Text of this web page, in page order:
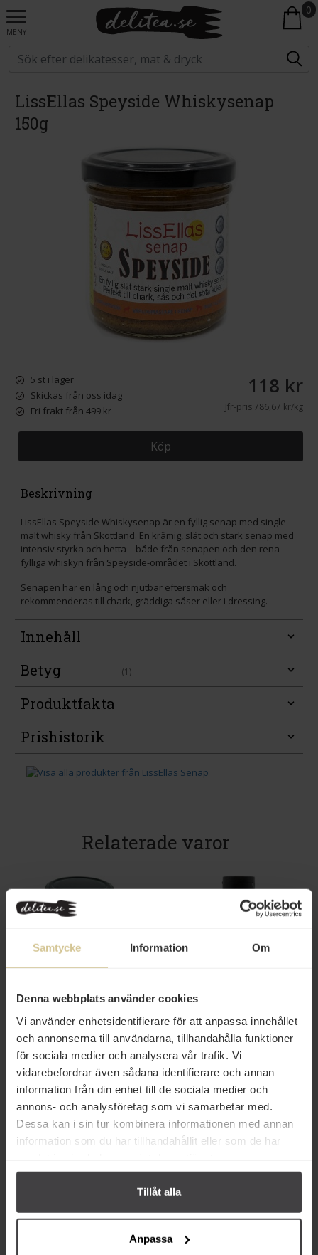
Samtycke Information Om
Denna webbplats använder cookies
Vi använder enhetsidentifierare för att anpassa innehållet
och annonserna till användarna, tillhandahålla funktioner
för sociala medier och analysera vår trafik. Vi
vidarebefordrar även sådana identifierare och annan
information från din enhet till de sociala medier och
annons- och analysföretag som vi samarbetar med.
Dessa kan i sin tur kombinera informationen med annan
information som du har tillhandahållit eller som de har
Tillåt alla
Anpassa
MENY
0
LissEllas Speyside Whiskysenap
150g
5 st i lager
Skickas från oss idag
Fri frakt från 499 kr
118 kr
Jfr-pris786,67 kr/kg
Köp
Beskrivning
LissEllas Speyside Whiskysenap är en fyllig senap med single
malt whisky från Skottland. En krämig, slät och stark senap med
intensiv styrka och hetta – både från senapen och den rena
fylliga whiskyn från Speyside-området i Skottland.
Senapen har en lång och njutbar eftersmak och
rekommenderas till chark, gräddiga såser eller i dressing.
Innehåll
Betyg
(1)
Produktfakta
Prishistorik
Relaterade varor
90 kr
Köp Köp
Från samma varumärke